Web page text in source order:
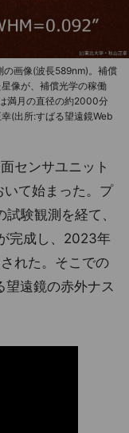
の画像(波長589nm)。補償
像が、補償光学の稼働
満月の直径の約2000分
(出所:すばる望遠鏡Web
センサユニット
て始まった。プ
験観測を経て、
完成し、2023年
れた。そこでの
遠鏡の赤外ナス